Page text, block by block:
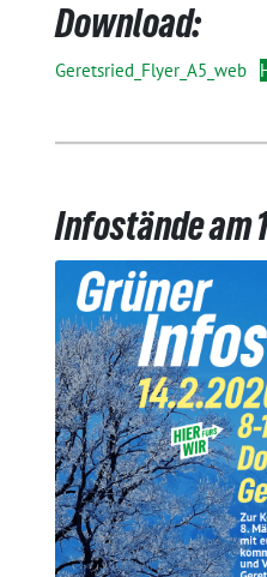
Download:
Geretsried_Flyer_A5_web
Infostände am